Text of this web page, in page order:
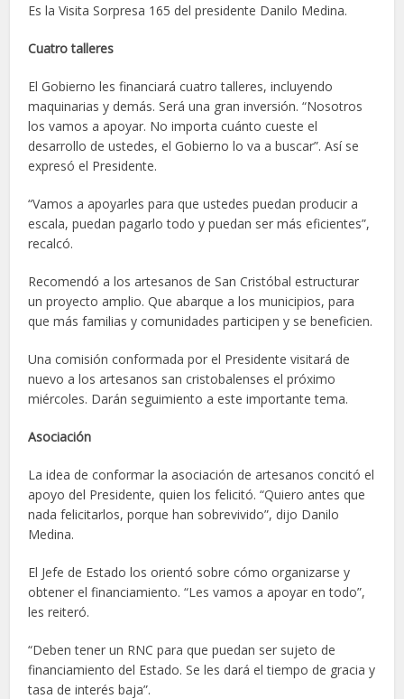
Es la Visita Sorpresa 165 del presidente Danilo Medina.
Cuatro talleres
El Gobierno les financiará cuatro talleres, incluyendo
maquinarias y demás. Será una gran inversión. “Nosotros
los vamos a apoyar. No importa cuánto cueste el
desarrollo de ustedes, el Gobierno lo va a buscar”. Así se
expresó el Presidente.
“Vamos a apoyarles para que ustedes puedan producir a
escala, puedan pagarlo todo y puedan ser más eficientes”,
recalcó.
Recomendó a los artesanos de San Cristóbal estructurar
un proyecto amplio. Que abarque a los municipios, para
que más familias y comunidades participen y se beneficien.
Una comisión conformada por el Presidente visitará de
nuevo a los artesanos san cristobalenses el próximo
miércoles. Darán seguimiento a este importante tema.
Asociación
La idea de conformar la asociación de artesanos concitó el
apoyo del Presidente, quien los felicitó. “Quiero antes que
nada felicitarlos, porque han sobrevivido”, dijo Danilo
Medina.
El Jefe de Estado los orientó sobre cómo organizarse y
obtener el financiamiento. “Les vamos a apoyar en todo”,
les reiteró.
“Deben tener un RNC para que puedan ser sujeto de
financiamiento del Estado. Se les dará el tiempo de gracia y
tasa de interés baja”.